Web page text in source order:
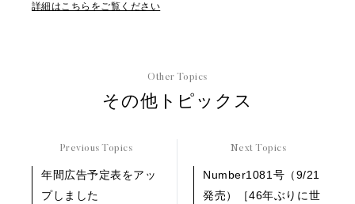
詳細はこちらをご覧ください
Other Topics
その他トピックス
Previous Topics
年間広告予定表をアッ
プしました
Next Topics
Number1081号（9/21
発売）［46年ぶりに世